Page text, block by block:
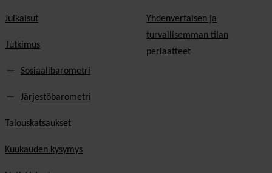
Julkaisut
Tutkimus
Sosiaalibarometri
Järjestöbarometri
Talouskatsaukset
Kuukauden kysymys
Yhdenvertaisen ja
turvallisemman tilan
periaatteet